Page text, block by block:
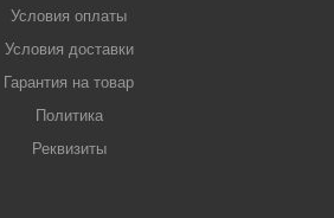
Условия оплаты
Условия доставки
Гарантия на товар
Политика
Реквизиты